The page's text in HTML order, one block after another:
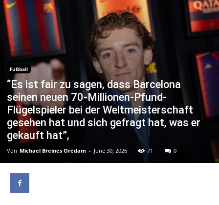
Fußball
“Es ist fair zu sagen, dass Barcelona
seinen neuen 70-Millionen-Pfund-
Flügelspieler bei der Weltmeisterschaft
gesehen hat und sich gefragt hat, was er
gekauft hat”,
Von Michael Breines Oredam - June 30, 2026 71 0